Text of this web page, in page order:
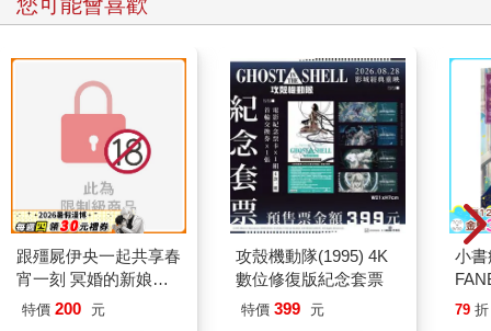
跟殭屍伊央一起共享春
宵一刻 冥婚的新娘番
外篇
特價 200 元
攻殼機動隊(1995) 4K
數位修復版紀念套票
特價 399 元
小
成
79 折